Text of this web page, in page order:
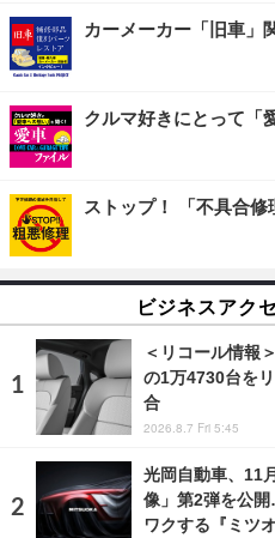
カーメーカー「旧車」
クルマ好きにとって「
ストップ！ 「不具合修
ビジネスアク
＜リコール情報
の1万4730台を
合
2026.8.7 Fri 5:45
光岡自動車、11
像」第2弾を公
ワクする『ミツ